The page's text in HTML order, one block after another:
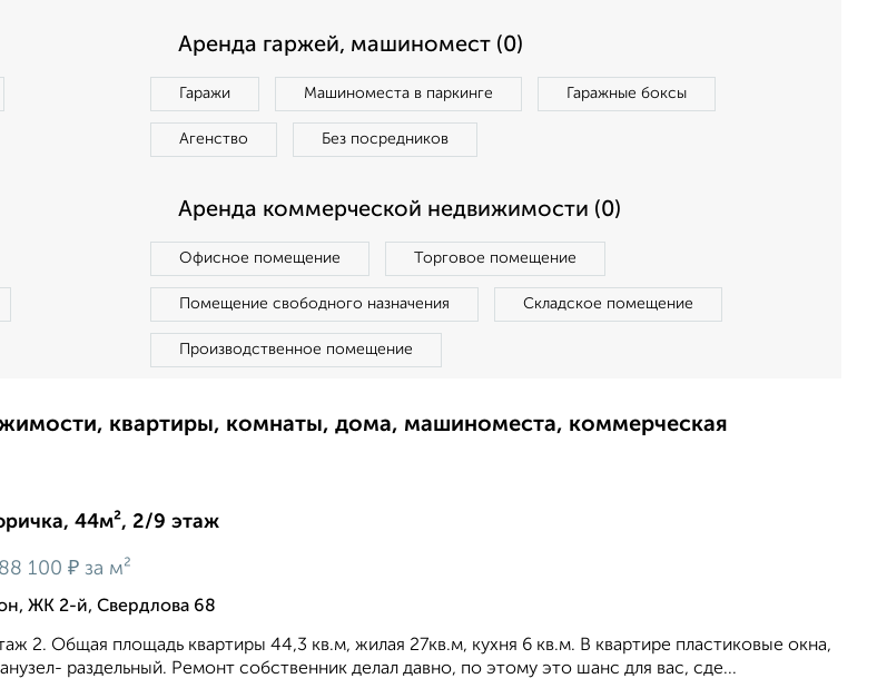
Аренда гаржей, машиномест (0)
Гаражи Машиноместа в паркинге Гаражные боксы
Агенство Без посредников
Аренда коммерческой недвижимости (0)
Офисное помещение Торговое помещение
Помещение свободного назначения Складское помещение
Производственное помещение
квартиры, комнаты, дома, машиноместа, коммерческая
44м², 2/9 этаж
88 100 ₽ за м²
ЖК 2-й, Свердлова 68
2. Общая площадь квартиры 44,3 кв.м, жилая 27кв.м, кухня 6 кв.м. В квартире пластиковые окна,
раздельный. Ремонт собственник делал давно, по этому это шанс для вас, сде...